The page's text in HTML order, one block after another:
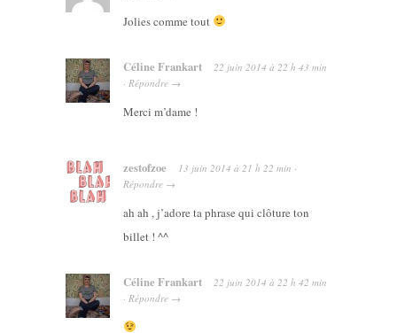
Jolies comme tout
Céline Frankart 22 juin 2014 à 22 h 43 min
· Répondre →
Merci m’dame !
zestofzoe 13 juin 2014 à 21 h 22 min ·
Répondre →
ah ah , j’adore ta phrase qui clôture ton
billet ! ^^
Céline Frankart 22 juin 2014 à 22 h 42 min
· Répondre →